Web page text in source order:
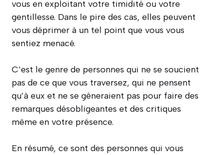
vous en exploitant votre timidité ou votre
gentillesse. Dans le pire des cas, elles peuvent
vous déprimer à un tel point que vous vous
sentiez menacé.
C’est le genre de personnes qui ne se soucient
pas de ce que vous traversez, qui ne pensent
qu’à eux et ne se gêneraient pas pour faire des
remarques désobligeantes et des critiques
même en votre présence.
En résumé, ce sont des personnes qui vous